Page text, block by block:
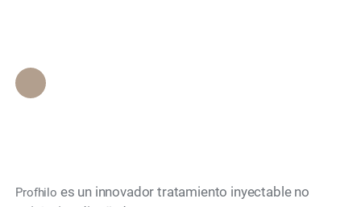
Profhilo es un innovador tratamiento inyectable no